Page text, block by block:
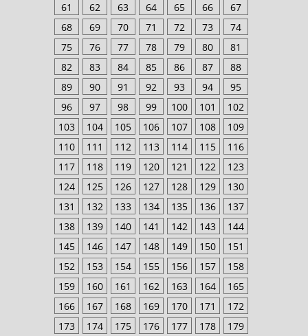
61
62 63 64 65 66
67
68
69 70 71 72 73
74
75
76 77 78 79 80
81
82
83 84 85 86 87
88
89
90 91 92 93 94
95
96
97 98 99 100 101
102
103
104 105 106 107 108
109
110
111 112 113 114 115
116
117
118 119 120 121 122
123
124
125 126 127 128 129
130
131
132 133 134 135 136
137
138
139 140 141 142 143
144
145
146 147 148 149 150
151
152
153 154 155 156 157
158
159
160 161 162 163 164
165
166
167 168 169 170 171
172
173
174 175 176 177 178
179